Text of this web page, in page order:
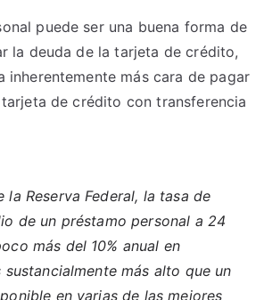
puede ser una buena forma de
la deuda de la tarjeta de crédito,
inherentemente más cara de pagar
de crédito con transferencia
la Reserva Federal, la tasa de
de un préstamo personal a 24
más del 10% anual en
sustancialmente más alto que un
en varias de las mejores